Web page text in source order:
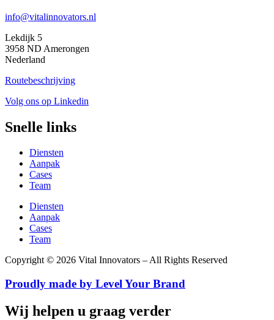
info@vitalinnovators.nl
Lekdijk 5
3958 ND Amerongen
Nederland
Routebeschrijving
Volg ons op Linkedin
Snelle links
Diensten
Aanpak
Cases
Team
Diensten
Aanpak
Cases
Team
Copyright © 2026 Vital Innovators – All Rights Reserved
Proudly made by Level Your Brand
Wij helpen u graag verder